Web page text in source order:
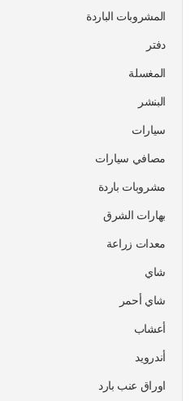
المشروبات الباردة
دفتر
المغسلة
البنشر
سيارات
مصافي سيارات
مشروبات باردة
بهارات الشرق
معدات زراعة
شاي
شاي أحمر
أعشاب
أندرويد
اوراق عنب بارد